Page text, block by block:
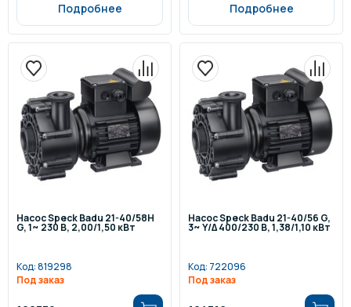
Подробнее Подробнее
Насос Speck Badu 21-40/58H
G, 1~ 230 В, 2,00/1,50 кВт
Код:819298
Под заказ
Насос Speck Badu 21-40/56 G,
3~ Y/∆ 400/230 В, 1,38/1,10 кВт
Код: 722096
Под заказ